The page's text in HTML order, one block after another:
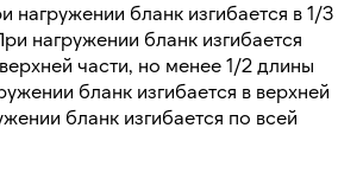
нагружении бланк изгибается в 1/3
нагружении бланк изгибается
части, но менее 1/2 длины
бланк изгибается в верхней
бланк изгибается по всей